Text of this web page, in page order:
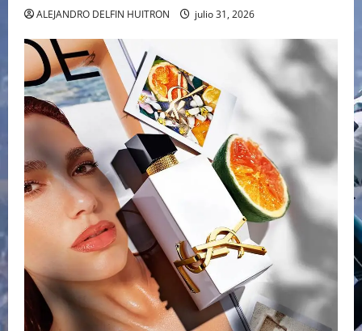
ALEJANDRO DELFIN HUITRON julio 31, 2026